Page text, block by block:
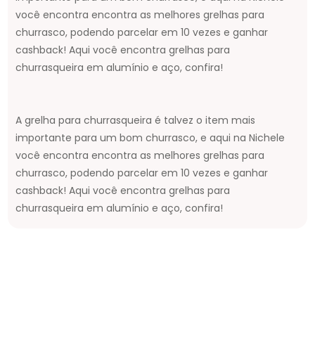
você encontra encontra as melhores grelhas para
churrasco, podendo parcelar em 10 vezes e ganhar
cashback! Aqui você encontra grelhas para
churrasqueira em alumínio e aço, confira!
A grelha para churrasqueira é talvez o item mais
importante para um bom churrasco, e aqui na Nichele
você encontra encontra as melhores grelhas para
churrasco, podendo parcelar em 10 vezes e ganhar
cashback! Aqui você encontra grelhas para
churrasqueira em alumínio e aço, confira!